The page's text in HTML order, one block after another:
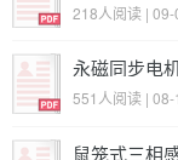
218人阅读 | 09-
永磁同步电
551人阅读 | 08-
鼠笼式三相